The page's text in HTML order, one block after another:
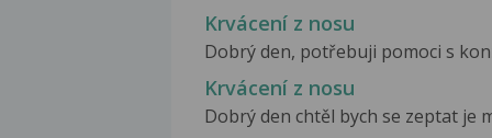
Krvácení z nosu
Dobrý den, potřebuji pomoci s
Krvácení z nosu
Dobrý den chtěl bych se zeptat je